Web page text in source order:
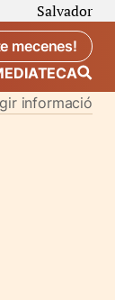
Salvador
mecenes!
informació